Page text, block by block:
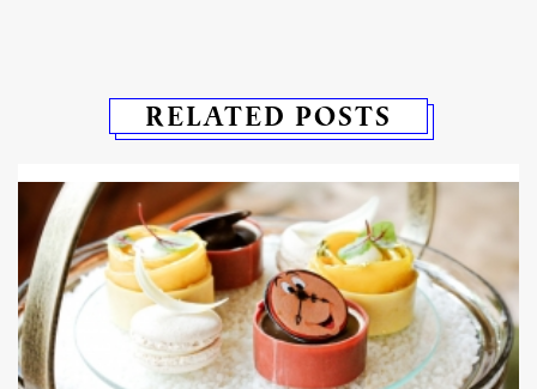
RELATED POSTS